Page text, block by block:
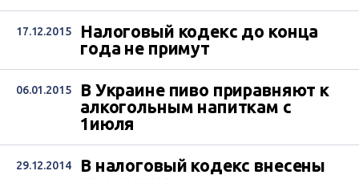
17.12.2015
Налоговый кодекс до конца
года не примут
06.01.2015
В Украине пиво приравняют к
алкогольным напиткам с
1июля
29.12.2014
В налоговый кодекс внесены